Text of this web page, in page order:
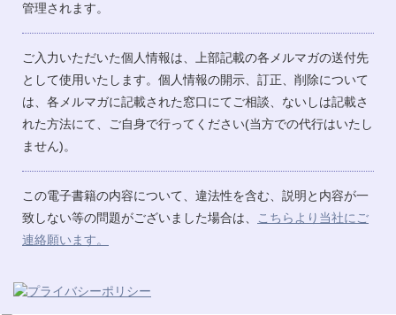
管理されます。
ご入力いただいた個人情報は、上部記載の各メルマガの送付先
として使用いたします。個人情報の開示、訂正、削除について
は、各メルマガに記載された窓口にてご相談、ないしは記載さ
れた方法にて、ご自身で行ってください(当方での代行はいたし
ません)。
この電子書籍の内容について、違法性を含む、説明と内容が一
致しない等の問題がございました場合は、
こちらより当社にご
連絡願います。